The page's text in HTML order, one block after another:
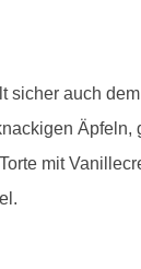
sicher auch
Äpfeln,
mit